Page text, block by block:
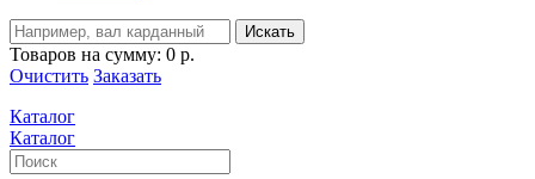
Искать
Товаров на сумму: 0 р.
Очистить Заказать
Каталог
Каталог